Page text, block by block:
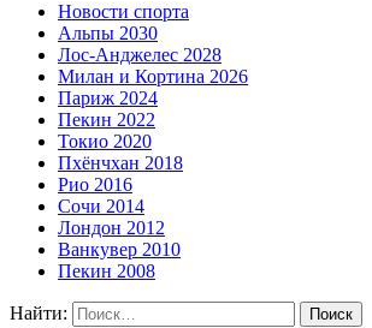
Новости спорта
Альпы 2030
Лос-Анджелес 2028
Милан и Кортина 2026
Париж 2024
Пекин 2022
Токио 2020
Пхёнчхан 2018
Рио 2016
Сочи 2014
Лондон 2012
Ванкувер 2010
Пекин 2008
Найти: